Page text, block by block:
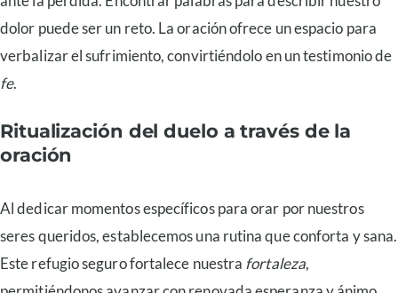
dolor puede ser un reto. La oración ofrece un espacio para
verbalizar el sufrimiento, convirtiéndolo en un testimonio de
fe.
Ritualización del duelo a través de la
oración
Al dedicar momentos específicos para orar por nuestros
seres queridos, establecemos una rutina que conforta y sana.
Este refugio seguro fortalece nuestra fortaleza,